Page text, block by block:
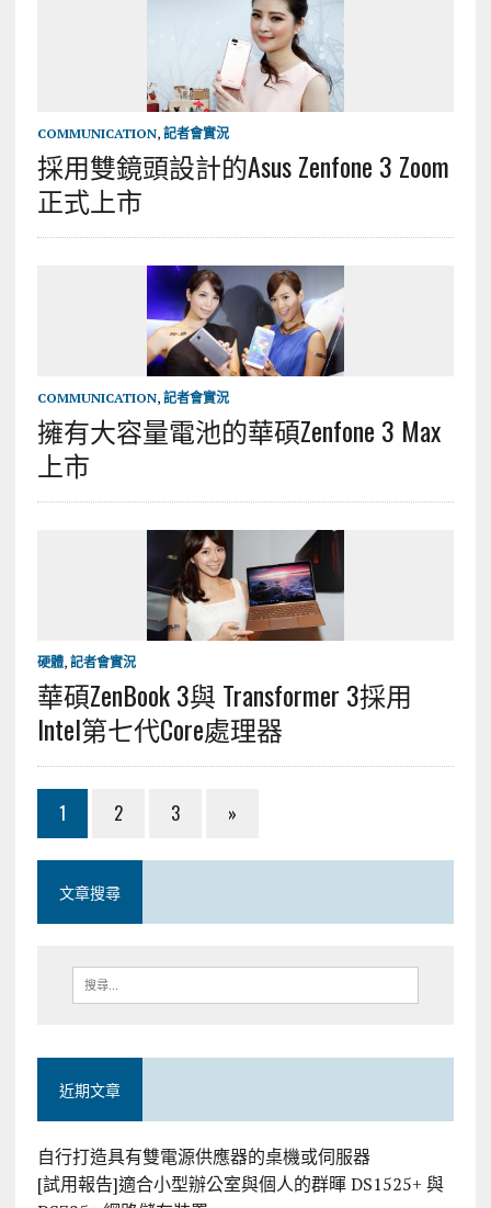
COMMUNICATION, 記者會實況
採用雙鏡頭設計的Asus Zenfone 3 Zoom
正式上市
COMMUNICATION, 記者會實況
擁有大容量電池的華碩Zenfone 3 Max
上市
硬體, 記者會實況
華碩ZenBook 3與 Transformer 3採用
Intel第七代Core處理器
1 2 3 »
文章搜尋
近期文章
自行打造具有雙電源供應器的桌機或伺服器
[試用報告]適合小型辦公室與個人的群暉 DS1525+ 與